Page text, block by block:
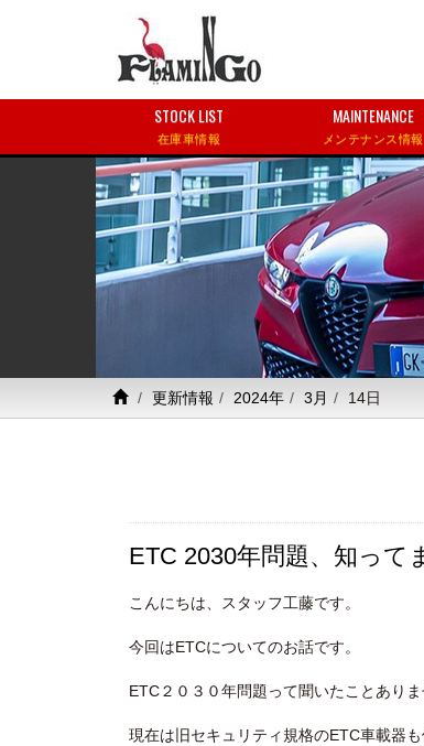
STOCK LIST
在庫車情報
MAINTENANCE
メンテナンス情報
更新情報 2024年 3月 14日
ETC 2030年問題、知って
こんにちは、スタッフ工藤です。
今回はETCについてのお話です。
ETC２０３０年問題って聞いたことありま
現在は旧セキュリティ規格のETC車載器